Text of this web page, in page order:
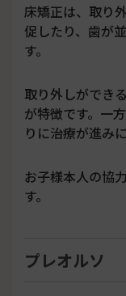
床矯正は、取り
促したり、歯が
す。
取り外しができ
が特徴です。一
りに治療が進み
お子様本人の協
す。
プレオルソ